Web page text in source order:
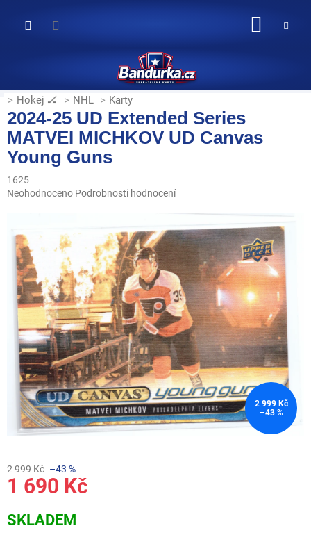
obsah
Hokej 🏒 NHL Karty
2024-25 UD Extended Series
MATVEI MICHKOV UD Canvas
Young Guns
1625
Průměrné
0,0
hvězdiček.
Neohodnoceno Podrobnosti hodnocení
2 999 Kč
–43 %
2 999 Kč –43 %
1 690 Kč
cena:
SKLADEM